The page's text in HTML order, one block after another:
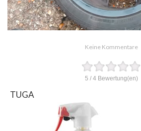
Keine Kommentare
5 / 4Bewertung(en)
TUGA